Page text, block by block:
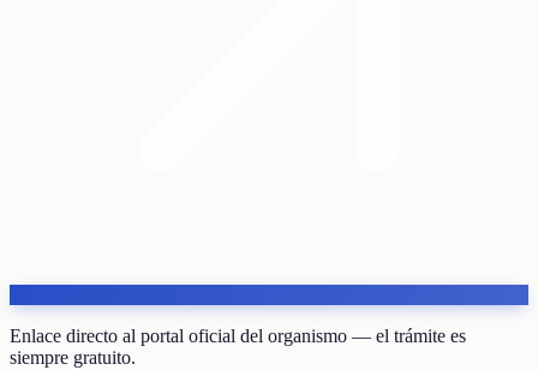
Enlace directo al portal oficial del organismo — el trámite es
siempre gratuito.